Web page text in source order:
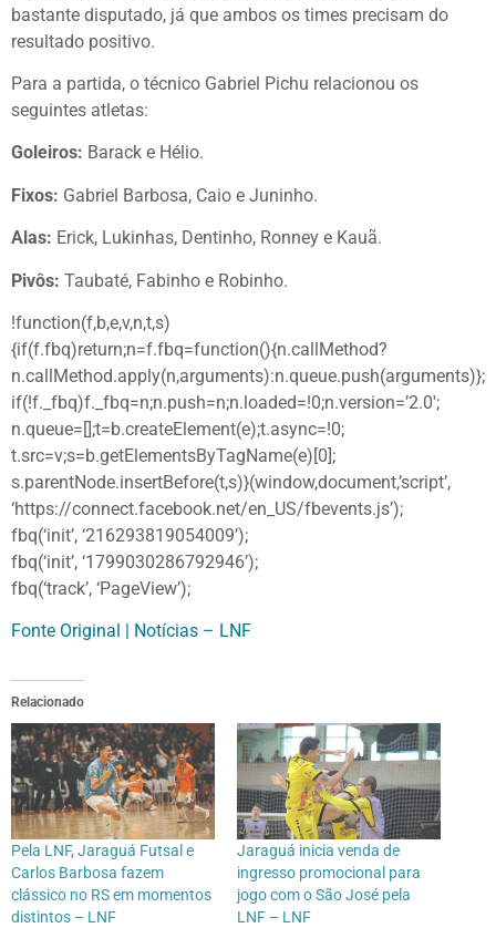
bastante disputado, já que ambos os times precisam do
resultado positivo.
Para a partida, o técnico Gabriel Pichu relacionou os
seguintes atletas:
Goleiros: Barack e Hélio.
Fixos: Gabriel Barbosa, Caio e Juninho.
Alas: Erick, Lukinhas, Dentinho, Ronney e Kauã.
Pivôs: Taubaté, Fabinho e Robinho.
!function(f,b,e,v,n,t,s)
{if(f.fbq)return;n=f.fbq=function(){n.callMethod?
n.callMethod.apply(n,arguments):n.queue.push(arguments)};
if(!f._fbq)f._fbq=n;n.push=n;n.loaded=!0;n.version=’2.0′;
n.queue=[];t=b.createElement(e);t.async=!0;
t.src=v;s=b.getElementsByTagName(e)[0];
s.parentNode.insertBefore(t,s)}(window,document,’script’,
‘https://connect.facebook.net/en_US/fbevents.js’);
fbq(‘init’, ‘216293819054009’);
fbq(‘init’, ‘1799030286792946’);
fbq(‘track’, ‘PageView’);
Fonte Original | Notícias – LNF
Relacionado
Pela LNF, Jaraguá Futsal e
Carlos Barbosa fazem
clássico no RS em momentos
distintos – LNF
Jaraguá inicia venda de
ingresso promocional para
jogo com o São José pela
LNF – LNF